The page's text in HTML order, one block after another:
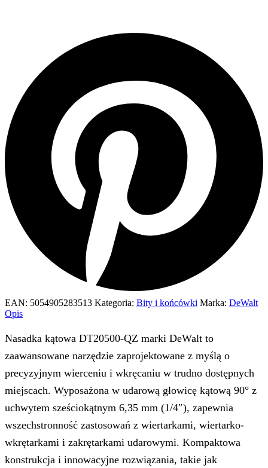
EAN: 5054905283513 Kategoria: Bity i końcówki Marka: DeWalt
Opis
Nasadka kątowa DT20500-QZ marki DeWalt to
zaawansowane narzędzie zaprojektowane z myślą o
precyzyjnym wierceniu i wkręcaniu w trudno dostępnych
miejscach. Wyposażona w udarową głowicę kątową 90° z
uchwytem sześciokątnym 6,35 mm (1/4″), zapewnia
wszechstronność zastosowań z wiertarkami, wiertarko-
wkrętarkami i zakrętarkami udarowymi. Kompaktowa
konstrukcja i innowacyjne rozwiązania, takie jak